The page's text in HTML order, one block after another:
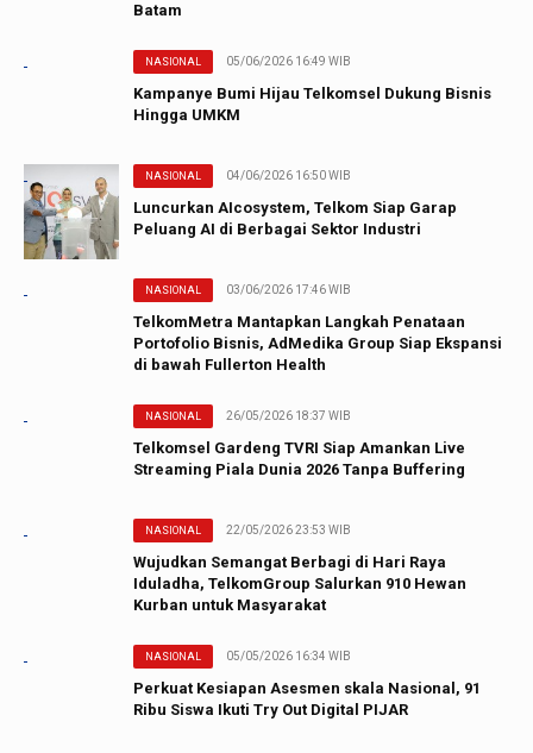
Batam
NASIONAL 05/06/2026 16:49 WIB
Kampanye Bumi Hijau Telkomsel Dukung Bisnis
Hingga UMKM
NASIONAL 04/06/2026 16:50 WIB
Luncurkan AIcosystem, Telkom Siap Garap
Peluang AI di Berbagai Sektor Industri
NASIONAL 03/06/2026 17:46 WIB
TelkomMetra Mantapkan Langkah Penataan
Portofolio Bisnis, AdMedika Group Siap Ekspansi
di bawah Fullerton Health
NASIONAL 26/05/2026 18:37 WIB
Telkomsel Gardeng TVRI Siap Amankan Live
Streaming Piala Dunia 2026 Tanpa Buffering
NASIONAL 22/05/2026 23:53 WIB
Wujudkan Semangat Berbagi di Hari Raya
Iduladha, TelkomGroup Salurkan 910 Hewan
Kurban untuk Masyarakat
NASIONAL 05/05/2026 16:34 WIB
Perkuat Kesiapan Asesmen skala Nasional, 91
Ribu Siswa Ikuti Try Out Digital PIJAR